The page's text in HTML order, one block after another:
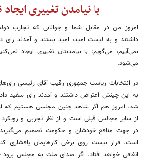
با نیامدن تغییری
امروز من در مقابل شما و جوانانی که تجارب
داشتند و به لیست امید، امید بستند و آمدند رای
نمی‌آییم، می‌گویم: با نیامدنتان تغییری ایجاد
می‌شود.
در انتخابات ریاست جمهوری رقیب آقای رئیسی
به این چینش اعتراض داشتند و آمدند رای سفید
شد. امروز هم اگر شاهد چنین مجلسی هستیم که
از سایر مجالس قبلی است و از نظر تجربی و
در جهت منافع خودشان و حکومت تصمیم
است. قرار نیست روی برخی کارهایمان پافشاری
اتفاقی خواهد افتاد. اگر صدای ملت به مجلس برود